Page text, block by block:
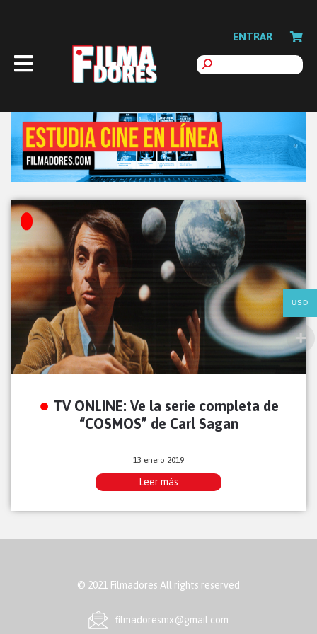
ENTRAR
TV ONLINE: Ve la serie completa de
“COSMOS” de Carl Sagan
13 enero 2019
Leer más
© 2021 Filmadores All rights reserved
ﬁlmadoresmx@gmail.com
USD